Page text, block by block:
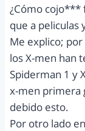
¿Cómo cojo***
que a peliculas
Me explico;
los X-men han
Spiderman 1 y
x-men primera
debido esto.
Por otro lado